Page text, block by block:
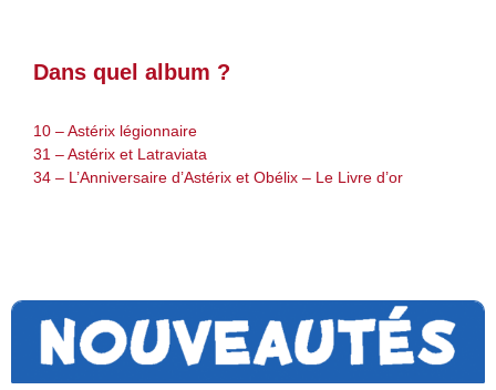
Dans quel album ?
10 – Astérix légionnaire
31 – Astérix et Latraviata
34 – L’Anniversaire d’Astérix et Obélix – Le Livre d’or